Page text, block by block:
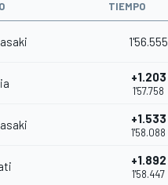
TIEMPO
1'56.555
+1.203
1'57.758
+1.533
1'58.088
+1.892
1'58.447